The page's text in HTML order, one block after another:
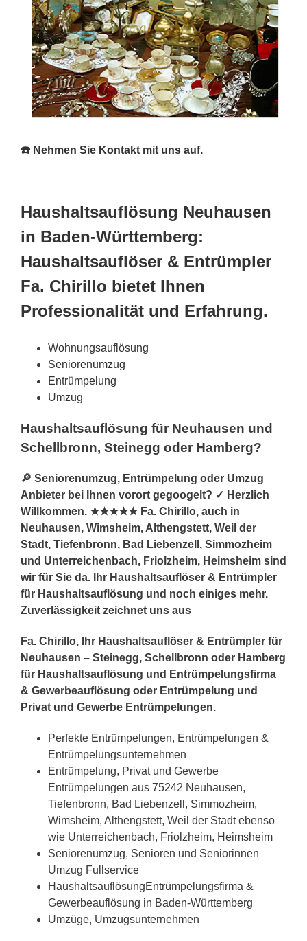
☎️ Nehmen Sie Kontakt mit uns auf.
Haushaltsauflösung Neuhausen
in Baden-Württemberg:
Haushaltsauflöser & Entrümpler
Fa. Chirillo bietet Ihnen
Professionalität und Erfahrung.
Wohnungsauflösung
Seniorenumzug
Entrümpelung
Umzug
Haushaltsauflösung für Neuhausen und
Schellbronn, Steinegg oder Hamberg?
🔎 Seniorenumzug, Entrümpelung oder Umzug
Anbieter bei Ihnen vorort gegoogelt? ✓ Herzlich
Willkommen. ★★★★★ Fa. Chirillo, auch in
Neuhausen, Wimsheim, Althengstett, Weil der
Stadt, Tiefenbronn, Bad Liebenzell, Simmozheim
und Unterreichenbach, Friolzheim, Heimsheim sind
wir für Sie da. Ihr Haushaltsauflöser & Entrümpler
für Haushaltsauflösung und noch einiges mehr.
Zuverlässigkeit zeichnet uns aus
Fa. Chirillo, Ihr Haushaltsauflöser & Entrümpler für
Neuhausen – Steinegg, Schellbronn oder Hamberg
für Haushaltsauflösung und Entrümpelungsfirma
& Gewerbeauflösung oder Entrümpelung und
Privat und Gewerbe Entrümpelungen.
Perfekte Entrümpelungen, Entrümpelungen &
Entrümpelungsunternehmen
Entrümpelung, Privat und Gewerbe
Entrümpelungen aus 75242 Neuhausen,
Tiefenbronn, Bad Liebenzell, Simmozheim,
Wimsheim, Althengstett, Weil der Stadt ebenso
wie Unterreichenbach, Friolzheim, Heimsheim
Seniorenumzug, Senioren und Seniorinnen
Umzug Fullservice
HaushaltsauflösungEntrümpelungsfirma &
Gewerbeauflösung in Baden-Württemberg
Umzüge, Umzugsunternehmen